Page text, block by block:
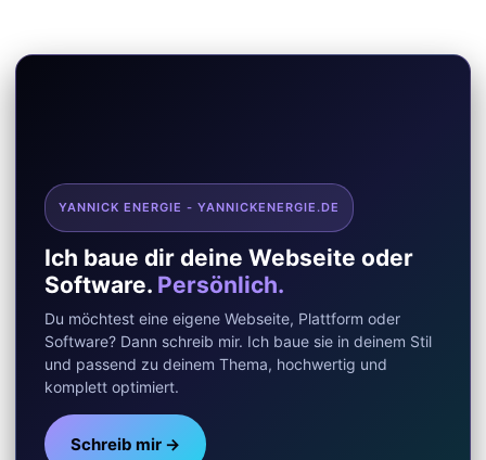
YANNICK ENERGIE - YANNICKENERGIE.DE
Ich baue dir deine Webseite oder
Software. Persönlich.
Du möchtest eine eigene Webseite, Plattform oder
Software? Dann schreib mir. Ich baue sie in deinem Stil
und passend zu deinem Thema, hochwertig und
komplett optimiert.
Schreib mir →